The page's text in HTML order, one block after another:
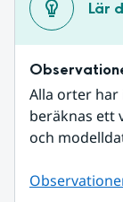
Lär
Alla orter
beräknas ett
och